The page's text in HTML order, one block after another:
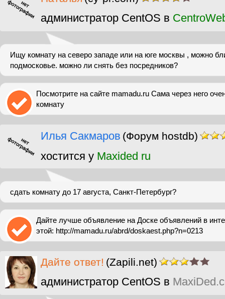
администратор CentOS в
Ищу комнату на северо западе или на юге москвы , можно
подмосковье. можно ли снять без посредников?
Посмотрите на сайте mamadu.ru Сама через него
комнату
Илья Сакмаров (Форум hostdb)
хостится у Maxided ru
сдать комнату до 17 августа, Санкт-Петербург?
Дайте лучше объявление на Доске объявлений в
этой: http://mamadu.ru/abrd/doskaest.php?n=0213
Дайте ответ! (Zapili.net)
администратор CentOS в